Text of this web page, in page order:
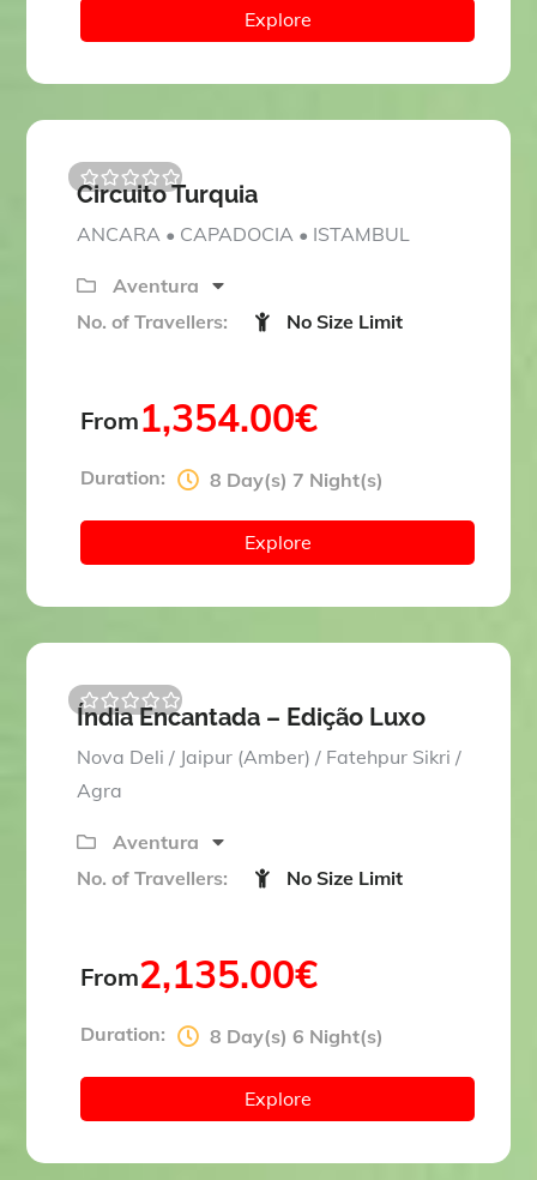
Explore
0
u
o
5
Circuito Turquia
ANCARA • CAPADOCIA • ISTAMBUL
Aventura
No. of Travellers:
No Size Limit
From1,354.00€
Duration: 8 Day(s) 7 Night(s)
Explore
0
u
t
o
5
Índia Encantada – Edição Luxo
Nova Deli / Jaipur (Amber) / Fatehpur Sikri /
Agra
Aventura
No. of Travellers:
No Size Limit
From2,135.00€
Duration: 8 Day(s) 6 Night(s)
Explore